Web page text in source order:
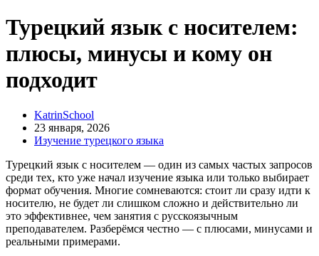
Турецкий язык с носителем:
плюсы, минусы и кому он
подходит
KatrinSchool
23 января, 2026
Изучение турецкого языка
Турецкий язык с носителем — один из самых частых запросов
среди тех, кто уже начал изучение языка или только выбирает
формат обучения. Многие сомневаются: стоит ли сразу идти к
носителю, не будет ли слишком сложно и действительно ли
это эффективнее, чем занятия с русскоязычным
преподавателем. Разберёмся честно — с плюсами, минусами и
реальными примерами.